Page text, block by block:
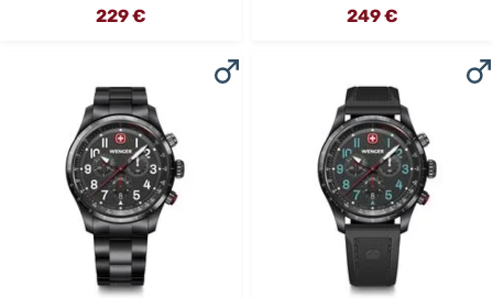
229 € 249 €